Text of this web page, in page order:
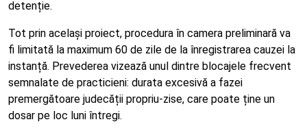
detenție.
Tot prin același proiect, procedura în camera preliminară va
fi limitată la maximum 60 de zile de la înregistrarea cauzei la
instanță. Prevederea vizează unul dintre blocajele frecvent
semnalate de practicieni: durata excesivă a fazei
premergătoare judecății propriu-zise, care poate ține un
dosar pe loc luni întregi.